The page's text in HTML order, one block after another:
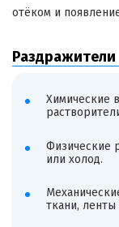
отёком и
Раздражители
Химические
Физические
или холод.
ткани,